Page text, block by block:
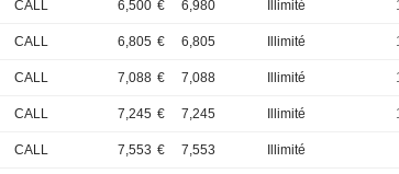
CALL 6,500 € 6,980 Illimité
CALL 6,805 € 6,805 Illimité
CALL 7,088 € 7,088 Illimité
CALL 7,245 € 7,245 Illimité
CALL 7,553 € 7,553 Illimité